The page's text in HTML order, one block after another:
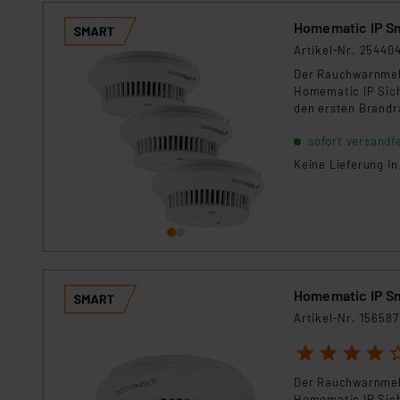
Homematic IP
Artikel-Nr. 254404
Der
Homematic IP
den ersten
sofort
Keine Lieferung
Homematic IP
Artikel-Nr. 156587
1 2 3 4 5
Der